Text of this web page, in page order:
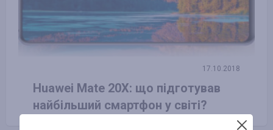
17.10.2018
Huawei Mate 20X: що підготував
найбільший смартфон у світі?